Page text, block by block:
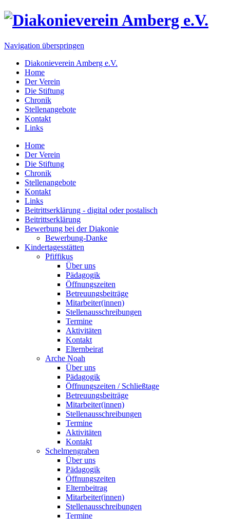
Navigation überspringen
Diakonieverein Amberg e.V.
Home
Der Verein
Die Stiftung
Chronik
Stellenangebote
Kontakt
Links
Home
Der Verein
Die Stiftung
Chronik
Stellenangebote
Kontakt
Links
Beitrittserklärung - digital oder postalisch
Beitrittserklärung
Bewerbung bei der Diakonie
Bewerbung-Danke
Kindertagesstätten
Pfiffikus
Über uns
Pädagogik
Öffnungszeiten
Betreuungsbeiträge
Mitarbeiter(innen)
Stellenausschreibungen
Termine
Aktivitäten
Kontakt
Elternbeirat
Arche Noah
Über uns
Pädagogik
Öffnungszeiten / Schließtage
Betreuungsbeiträge
Mitarbeiter(innen)
Stellenausschreibungen
Termine
Aktivitäten
Kontakt
Schelmengraben
Über uns
Pädagogik
Öffnungszeiten
Elternbeitrag
Mitarbeiter(innen)
Stellenausschreibungen
Termine